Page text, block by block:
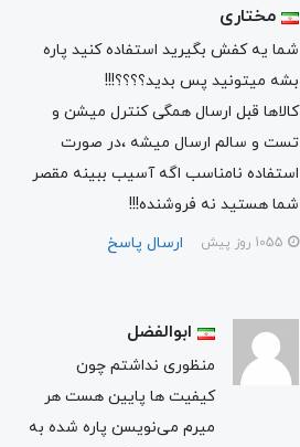
مختاری
شما یه کفش بگیرید استفاده کنید پاره
بشه میتونید پس بدید؟؟؟؟!!!
کالاها قبل ارسال همگی کنترل میشن و
تست و سالم ارسال میشه ،در صورت
استفاده نامناسب اگه آسیب ببینه مقصر
شما هستید نه فروشنده!!!
ارسال پاسخ
ابوالفضل
منظوری نداشتم چون
کیفیت ها پایین هست هر
میرم می‌نويسن پاره شده به